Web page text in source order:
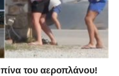
του αεροπλάνου!